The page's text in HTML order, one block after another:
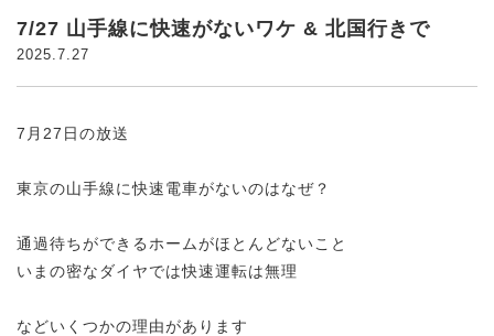
7/27 山手線に快速がないワケ & 北国行きで
2025.7.27
7月27日の放送
東京の山手線に快速電車がないのはなぜ？
通過待ちができるホームがほとんどないこと
いまの密なダイヤでは快速運転は無理
などいくつかの理由があります